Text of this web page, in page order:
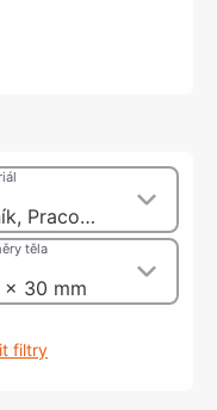
Hliník, Pracovní desky: Zinková slitina
x 30 mm
těla
filtry